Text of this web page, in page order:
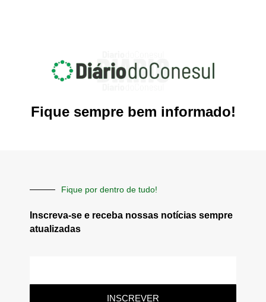
Fique sempre bem informado!
Fique por dentro de tudo!
Inscreva-se e receba nossas notícias sempre
atualizadas
INSCREVER